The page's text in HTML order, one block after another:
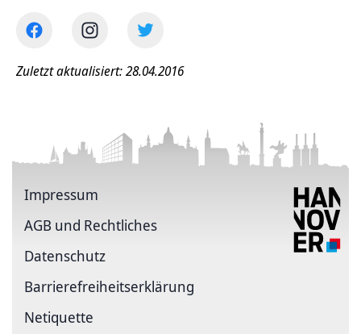
Zuletzt aktualisiert: 28.04.2016
Impressum
AGB und Rechtliches
Datenschutz
Barriere­freiheits­erklärung
Netiquette